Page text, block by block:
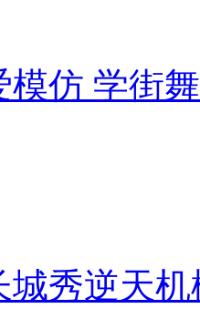
模仿 学街
城秀逆天机